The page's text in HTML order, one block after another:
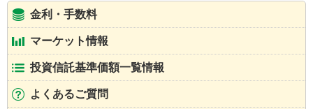
金利・手数料
マーケット情報
投資信託基準価額一覧情報
よくあるご質問